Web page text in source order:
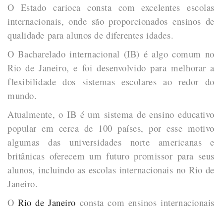
O Estado carioca consta com excelentes escolas
internacionais, onde são proporcionados ensinos de
qualidade para alunos de diferentes idades.
O Bacharelado internacional (IB) é algo comum no
Rio de Janeiro, e foi desenvolvido para melhorar a
flexibilidade dos sistemas escolares ao redor do
mundo.
Atualmente, o IB é um sistema de ensino educativo
popular em cerca de 100 países, por esse motivo
algumas das universidades norte americanas e
britânicas oferecem um futuro promissor para seus
alunos, incluindo as escolas internacionais no Rio de
Janeiro.
ORio de Janeiro consta com ensinos internacionais